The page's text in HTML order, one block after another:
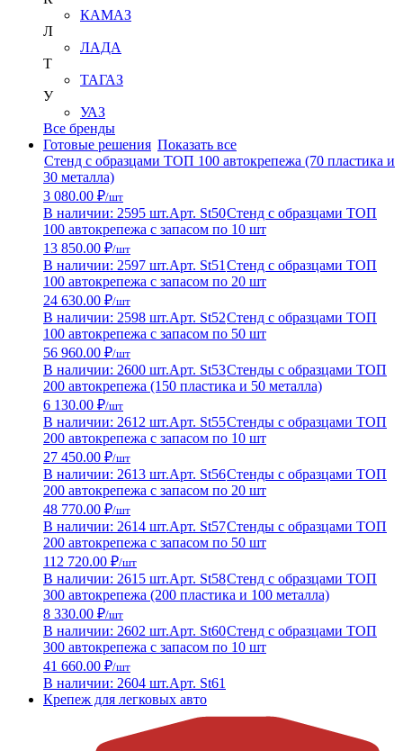
КАМАЗ
Л
ЛАДА
Т
ТАГАЗ
У
УАЗ
Все бренды
Готовые решения Показать все
Стенд с образцами ТОП 100 автокрепежа (70 пластика и
30 металла)
3 080.00 ₽/шт
В наличии: 2595 шт.Арт. St50Стенд с образцами ТОП
100 автокрепежа с запасом по 10 шт
13 850.00 ₽/шт
В наличии: 2597 шт.Арт. St51 Стенд с образцами ТОП
100 автокрепежа с запасом по 20 шт
24 630.00 ₽/шт
В наличии: 2598 шт.Арт. St52Стенд с образцами ТОП
100 автокрепежа с запасом по 50 шт
56 960.00 ₽/шт
В наличии: 2600 шт.Арт. St53Стенды с образцами ТОП
200 автокрепежа (150 пластика и 50 металла)
6 130.00 ₽/шт
В наличии: 2612 шт.Арт. St55Стенды с образцами ТОП
200 автокрепежа с запасом по 10 шт
27 450.00 ₽/шт
В наличии: 2613 шт.Арт. St56Стенды с образцами ТОП
200 автокрепежа с запасом по 20 шт
48 770.00 ₽/шт
В наличии: 2614 шт.Арт. St57Стенды с образцами ТОП
200 автокрепежа с запасом по 50 шт
112 720.00 ₽/шт
В наличии: 2615 шт.Арт. St58Стенд с образцами ТОП
300 автокрепежа (200 пластика и 100 металла)
8 330.00 ₽/шт
В наличии: 2602 шт.Арт. St60Стенд с образцами ТОП
300 автокрепежа с запасом по 10 шт
41 660.00 ₽/шт
В наличии: 2604 шт.Арт. St61
Крепеж для легковых авто